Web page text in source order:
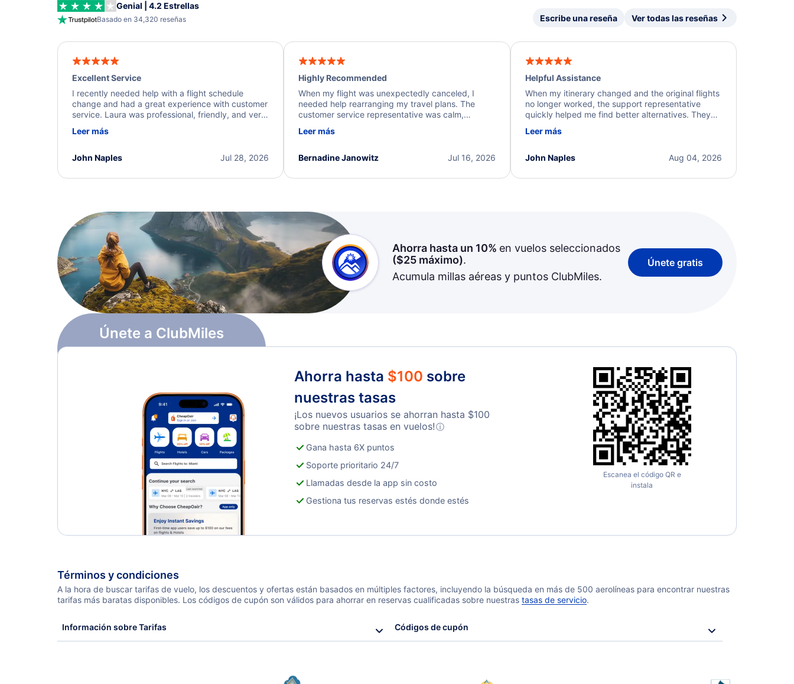
Genial | 4.2 Estrellas
Basado en 34,320 reseñas Escribe una reseña Ver todas las reseñas
Excellent Service
I recently needed help with a flight schedule
change and had a great experience with customer
service. Laura was professional, friendly, and very
a solution and kept me informed of the next steps.
Leer más
Jul 28, 2026
John Naples
Highly Recommended
When my flight was unexpectedly canceled, I
needed help rearranging my travel plans. The
customer service representative was calm,
process. They quickly found alternative flight
I truly appreciate the excellent support and
Leer más
Jul 16, 2026
Bernadine Janowitz
Helpful Assistance
When my itinerary changed and the original flights
no longer worked, the support representative
quickly helped me find better alternatives. They
beyond to resolve the issue. I'm grateful for the
Leer más
Aug 04, 2026
John Naples
Únete a ClubMiles
Ahorra hasta un 10% en vuelos seleccionados
($25máximo).
Acumula millas aéreas y puntos ClubMiles.
Únete gratis
Ahorra hasta $100 sobre
nuestras tasas
¡Los nuevos usuarios se ahorran hasta $100
sobre nuestras tasas en vuelos!ⓘ
Gana hasta 6X puntos
Soporte prioritario 24/7
Llamadas desde la app sin costo
Gestiona tus reservas estés donde estés
Escanea el código QR e
instala
Términos y condiciones
A la hora de buscar tarifas de vuelo, los descuentos y ofertas están basados en múltiples factores, incluyendo la búsqueda en más de 500 aerolíneas para encontrar nuestras
tarifas más baratas disponibles. Los códigos de cupón son válidos para ahorrar en reservas cualificadas sobre nuestras tasas de servicio.
Información sobre Tarifas Códigos de cupón